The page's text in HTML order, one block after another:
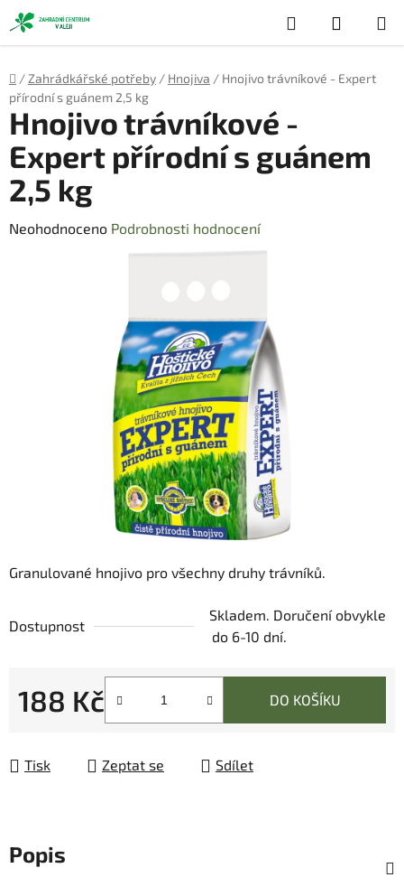
Přejít
na
obsah
Hledat
KOŠÍK
Domů
/ Zahrádkářské potřeby / Hnojiva / Hnojivo trávníkové - Expert
přírodní s guánem 2,5 kg
Granulované hnojivo pro všechny druhy trávníků.
Dostupnost
Skladem. Doručení obvykle
do 6-10 dní.
188 Kč DO KOŠÍKU
Tisk Zeptat se Sdílet
Hnojivo trávníkové -
Expert přírodní s guánem
2,5 kg
Průměrné
Neohodnoceno Podrobnosti hodnocení
Popis